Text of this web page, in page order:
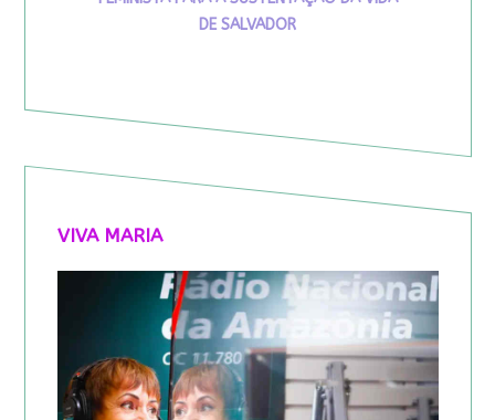
DE SALVADOR
VIVA MARIA